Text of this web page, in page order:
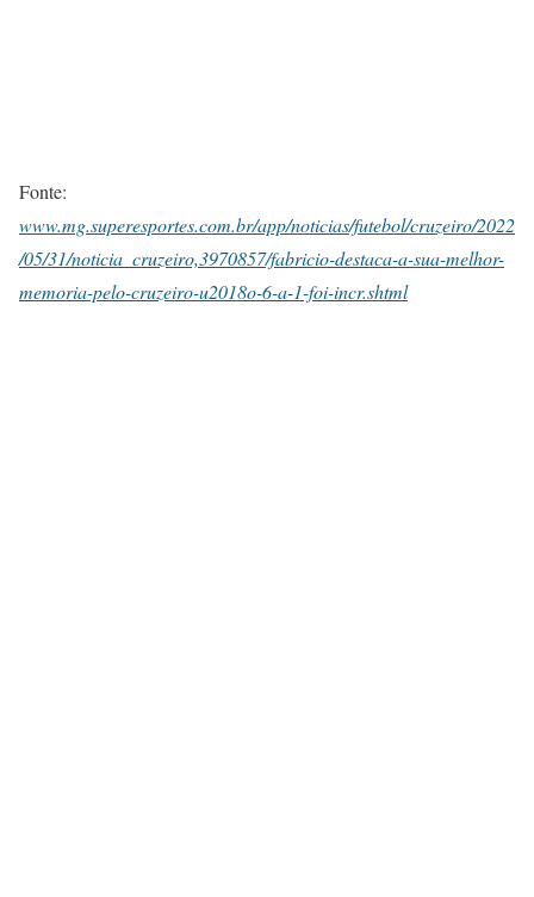
Fonte:
www.mg.superesportes.com.br/app/noticias/futebol/cruzeiro/2022
/05/31/noticia_cruzeiro,3970857/fabricio-destaca-a-sua-melhor-
memoria-pelo-cruzeiro-u2018o-6-a-1-foi-incr.shtml